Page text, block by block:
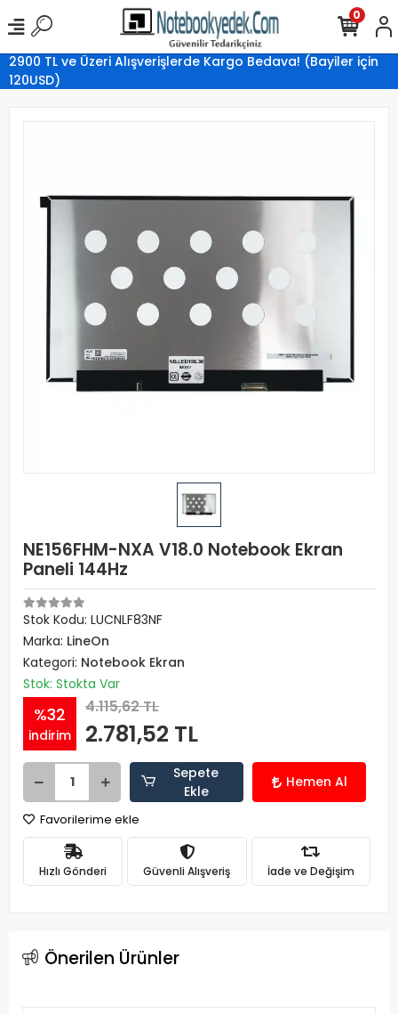
2900 TL ve Üzeri Alışverişlerde Kargo Bedava! (Bayiler için
120USD)
0
NE156FHM-NXA V18.0 Notebook Ekran
Paneli 144Hz
Stok Kodu: LUCNLF83NF
Marka: LineOn
Kategori: Notebook Ekran
Stok: Stokta Var
%32
indirim
4.115,62 TL
2.781,52 TL
Sepete
Ekle
Hemen Al
Favorilerime ekle
Hızlı Gönderi Güvenli Alışveriş İade ve Değişim
Önerilen Ürünler